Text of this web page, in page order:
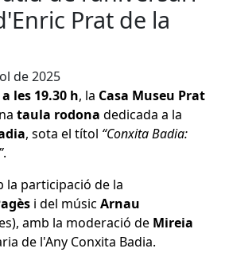
Prat de la
de 2025
les 19.30 h, la Casa Museu Prat
taula rodona dedicada a la
, sota el títol “Conxita Badia:
.
la participació de la
i del músic Arnau
amb la moderació de Mireia
de l'Any Conxita Badia.